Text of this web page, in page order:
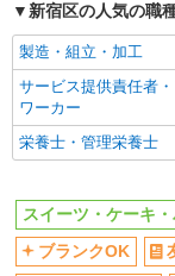
同じ職種から求人
スイーツ・ケーキ・
同じ特徴から求人を
新宿区の人気の職
製造・組立・加工
サービス提供責任者
ワーカー
栄養士・管理栄養士
スイーツ・ケーキ
ブランクOK